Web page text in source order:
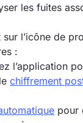
les fuites
l’icône de
:
l’application
chiffrement
pour